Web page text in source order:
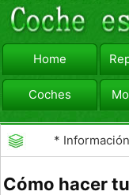
Home
Coches
viajar
*
Cómo hacer